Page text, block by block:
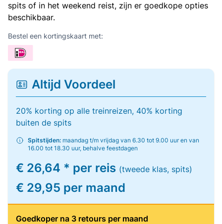
spits of in het weekend reist, zijn er goedkope opties
beschikbaar.
Bestel een kortingskaart met:
Altijd Voordeel
20% korting op alle treinreizen, 40% korting
buiten de spits
Spitstijden: maandag t/m vrijdag van 6.30 tot 9.00 uur en van
16.00 tot 18.30 uur, behalve feestdagen
€ 26,64 * per reis (tweede klas, spits)
€ 29,95 per maand
Goedkoper na 3 retours per maand